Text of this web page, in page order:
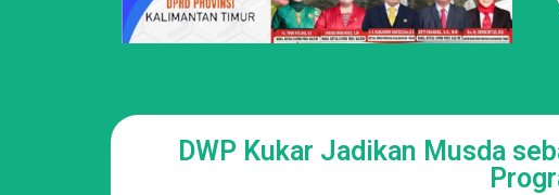
DWP Kukar Jadikan Musda